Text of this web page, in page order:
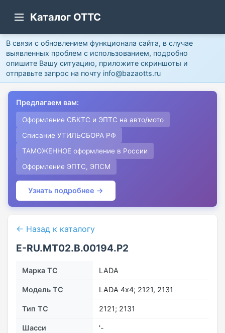
Каталог ОТТС
В связи с обновлением функционала сайта, в случае
выявленных проблем с использованием, подробно
опишите Вашу ситуацию, приложите скриншоты и
отправьте запрос на почту info@bazaotts.ru
Предлагаем вам:
Оформление СБКТС и ЭПТС на авто/мото
Списание УТИЛЬСБОРА РФ
ТАМОЖЕННОЕ оформление в России
Оформление ЭПТС, ЭПСМ
Узнать подробнее →
← Назад к каталогу
E-RU.МТ02.B.00194.Р2
Марка ТС LADA
Модель ТС LADA 4х4; 2121, 2131
Тип ТС 2121; 2131
Шасси '-